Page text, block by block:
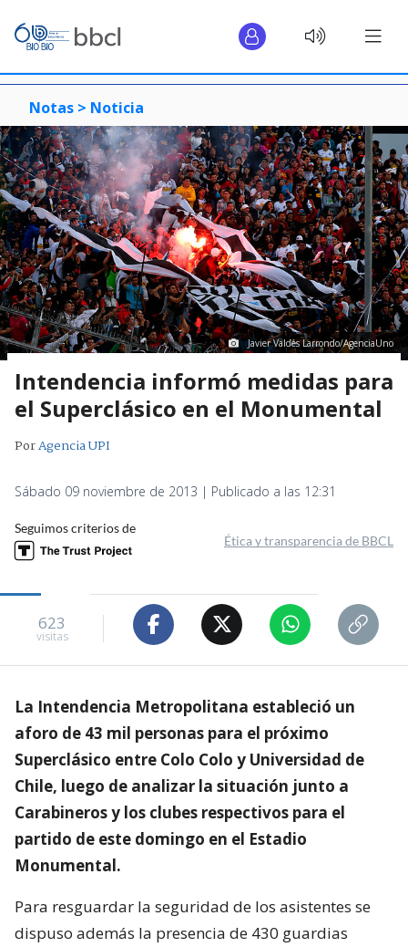
Notas > Noticia
Javier Valdés Larrondo/AgenciaUno
Intendencia informó medidas para
el Superclásico en el Monumental
PorAgencia UPI
Sábado 09 noviembre de 2013 | Publicado a las 12:31
Seguimos criterios de
Ética y transparencia de BBCL
623
visitas
La Intendencia Metropolitana estableció un
aforo de 43 mil personas para el próximo
Superclásico entre Colo Colo y Universidad de
Chile, luego de analizar la situación junto a
Carabineros y los clubes respectivos para el
partido de este domingo en el Estadio
Monumental.
Para resguardar la seguridad de los asistentes se
dispuso además la presencia de 430 guardias